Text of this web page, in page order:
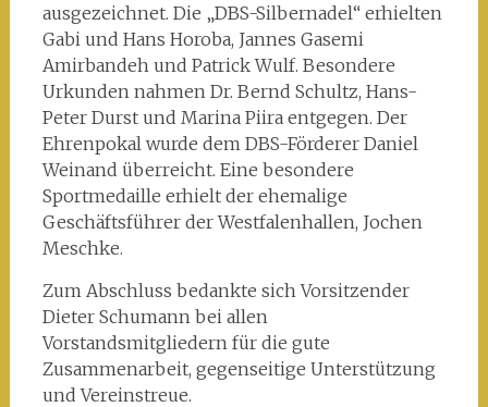
ausgezeichnet. Die „DBS-Silbernadel“ erhielten
Gabi und Hans Horoba, Jannes Gasemi
Amirbandeh und Patrick Wulf. Besondere
Urkunden nahmen Dr. Bernd Schultz, Hans-
Peter Durst und Marina Piira entgegen. Der
Ehrenpokal wurde dem DBS-Förderer Daniel
Weinand überreicht. Eine besondere
Sportmedaille erhielt der ehemalige
Geschäftsführer der Westfalenhallen, Jochen
Meschke.
Zum Abschluss bedankte sich Vorsitzender
Dieter Schumann bei allen
Vorstandsmitgliedern für die gute
Zusammenarbeit, gegenseitige Unterstützung
und Vereinstreue.